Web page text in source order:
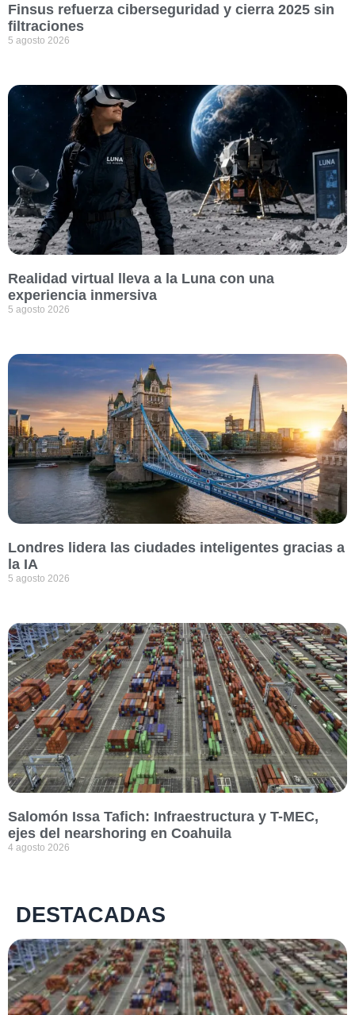
Finsus refuerza ciberseguridad y cierra 2025 sin
filtraciones
5 agosto 2026
Realidad virtual lleva a la Luna con una
experiencia inmersiva
5 agosto 2026
Londres lidera las ciudades inteligentes gracias a
la IA
5 agosto 2026
Salomón Issa Tafich: Infraestructura y T-MEC,
ejes del nearshoring en Coahuila
4 agosto 2026
DESTACADAS